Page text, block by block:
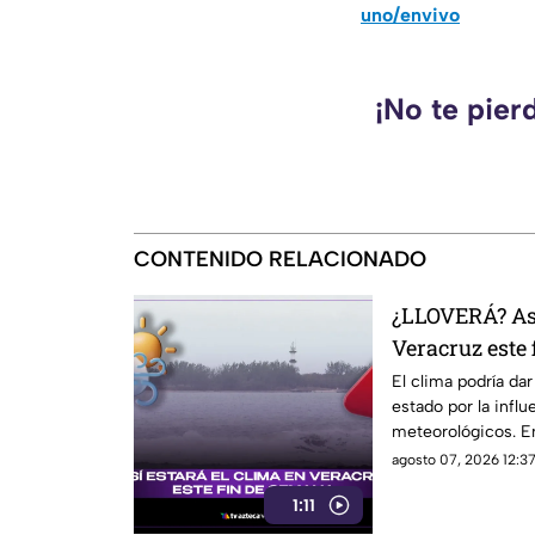
uno/envivo
¡No te
CONTENIDO RELACIONADO
1:11
¿LLOVERÁ?
Veracruz
El clima podría
estado por la
meteorológicos.
los detalles.
agosto 07, 2026